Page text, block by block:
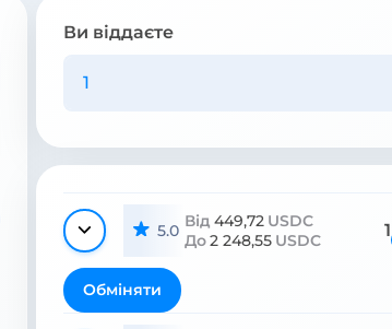
Ви віддаєте
5.0 Від 449,72 USDC
До2 248,55 USDC 1
Обміняти